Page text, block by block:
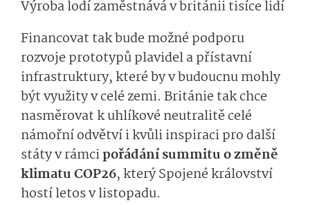
Výroba lodí zaměstnává v británii tisíce lidí
Financovat tak bude možné podporu
rozvoje prototypů plavidel a přístavní
infrastruktury, které by v budoucnu mohly
být využity v celé zemi. Británie tak chce
nasměrovat k uhlíkové neutralitě celé
námořní odvětví i kvůli inspiraci pro další
státy v rámcipořádání summitu o změně
klimatu COP26, který Spojené království
hostí letos v listopadu.